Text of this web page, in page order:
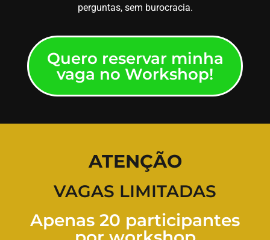
perguntas, sem burocracia.
Quero reservar minha
vaga no Workshop!
ATENÇÃO
VAGAS LIMITADAS
Apenas 20 participantes